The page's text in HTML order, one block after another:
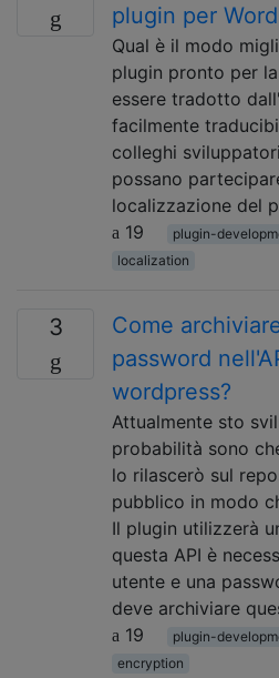
plugin per
Qual è il modo
plugin pronto per
essere tradotto
facilmente
colleghi
possano
localizzazione del
19
plugin-
localization
3
Come
password
wordpress?
Attualmente sto
probabilità sono
lo rilascerò sul
pubblico in modo
Il plugin utilizzerà
questa API è
utente e una
deve archiviare
19
plugin-
encryption